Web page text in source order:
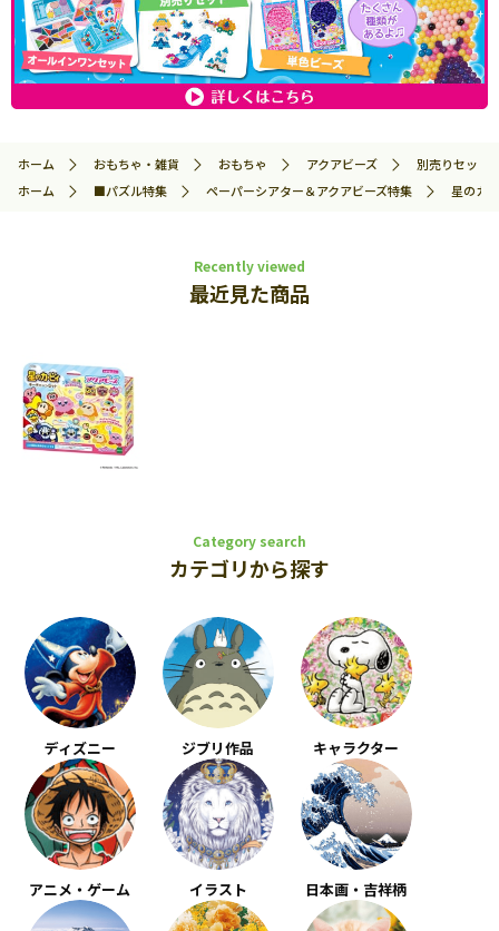
ホーム おもちゃ・雑貨 おもちゃ アクアビーズ
別売りセット
ホーム
■パズル特集 ペーパーシアター＆アクアビーズ特集 星のカ
Recently viewed
最近見た商品
Category search
カテゴリから探す
ディズニー ジブリ作品 キャラクター
アニメ・ゲーム イラスト 日本画・吉祥柄